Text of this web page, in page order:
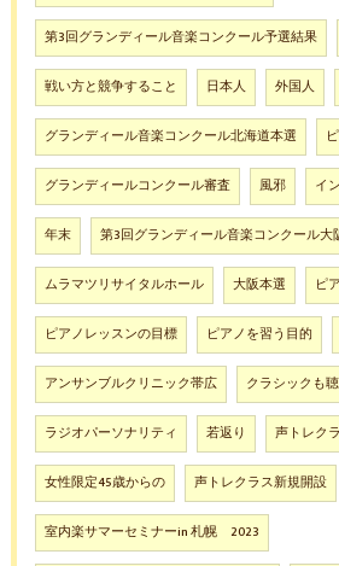
第3回グランディール音楽コンクール予選結果
戦い方と競争すること 日本人 外国人
グランディール音楽コンクール北海道本選
グランディールコンクール審査 風邪 イ
年末 第3回グランディール音楽コンクール大
ムラマツリサイタルホール 大阪本選 ピ
ピアノレッスンの目標 ピアノを習う目的
アンサンブルクリニック帯広 クラシックも
ラジオパーソナリティ 若返り 声トレク
女性限定45歳からの 声トレクラス新規開設
室内楽サマーセミナーin 札幌 2023